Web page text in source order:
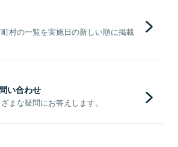
村の一覧を実施日の新しい順に掲載
い合わせ
まな疑問にお答えします。